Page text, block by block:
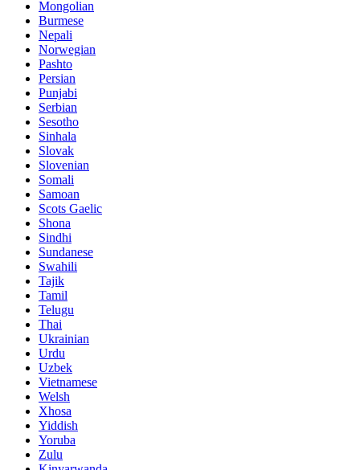
Mongolian
Burmese
Nepali
Norwegian
Pashto
Persian
Punjabi
Serbian
Sesotho
Sinhala
Slovak
Slovenian
Somali
Samoan
Scots Gaelic
Shona
Sindhi
Sundanese
Swahili
Tajik
Tamil
Telugu
Thai
Ukrainian
Urdu
Uzbek
Vietnamese
Welsh
Xhosa
Yiddish
Yoruba
Zulu